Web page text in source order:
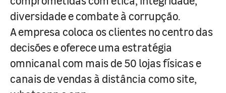
diversidade e combate à corrupção.
A empresa coloca os clientes no centro das
decisões e oferece uma estratégia
omnicanal com mais de 50 lojas físicas e
canais de vendas à distância como site,